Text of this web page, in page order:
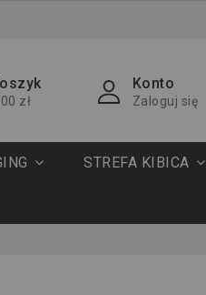
zł
Konto
Zaloguj się
STREFA KIBICA